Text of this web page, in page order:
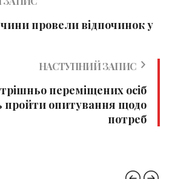
провели відпочинок у
НАСТУПНИЙ ЗАПИС
переміщених осіб
опитування щодо
потреб